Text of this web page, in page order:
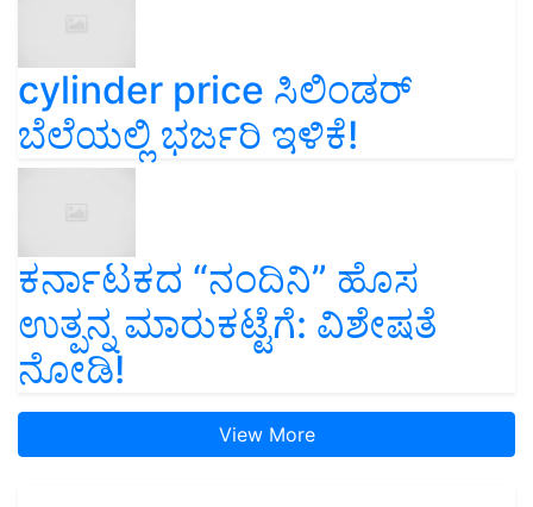
cylinder price ಸಿಲಿಂಡರ್‌
ಬೆಲೆಯಲ್ಲಿ ಭರ್ಜರಿ ಇಳಿಕೆ!
ಕರ್ನಾಟಕದ “ನಂದಿನಿ” ಹೊಸ
ಉತ್ಪನ್ನ ಮಾರುಕಟ್ಟೆಗೆ: ವಿಶೇಷತೆ
ನೋಡಿ!
View More